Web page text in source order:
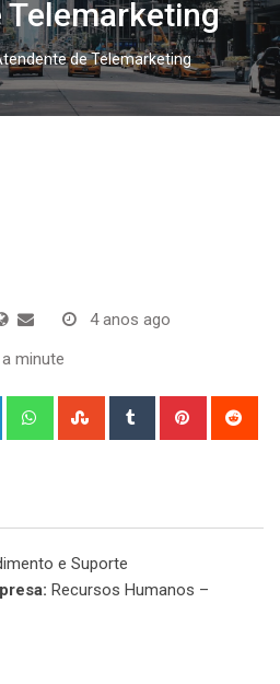
de Telemarketing
4 anos ago
minute
LinkedIn WhatsappStumbleUpon
Tumblr Pinterest
e Suporte
Recursos Humanos –